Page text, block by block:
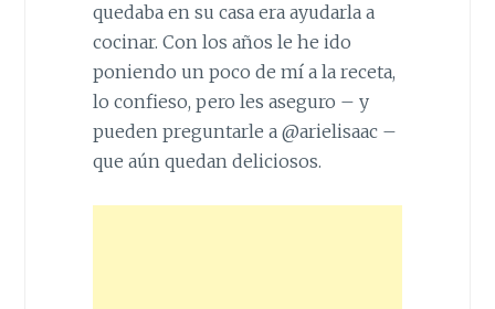
quedaba en su casa era ayudarla a
cocinar. Con los años le he ido
poniendo un poco de mí a la receta,
lo confieso, pero les aseguro – y
pueden preguntarle a @arielisaac –
que aún quedan deliciosos.